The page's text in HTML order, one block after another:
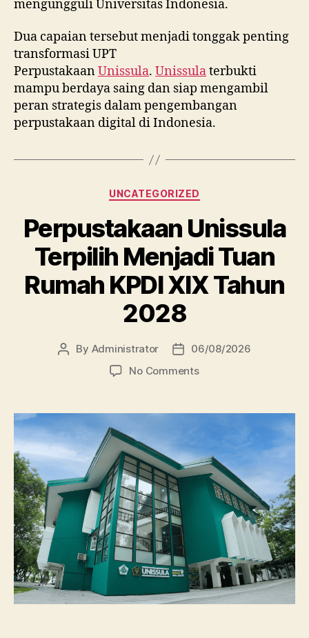
mengungguli Universitas Indonesia.
Dua capaian tersebut menjadi tonggak penting
transformasi UPT
PerpustakaanUnissula. Unissulaterbukti
mampu berdaya saing dan siap mengambil
peran strategis dalam pengembangan
perpustakaan digital di Indonesia.
Categories
UNCATEGORIZED
Perpustakaan Unissula
Terpilih Menjadi Tuan
Rumah KPDI XIX Tahun
2028
Post
By Administrator
Post
date
06/08/2026
No Commentson
Terpilih
Rumah
KPDI
XIX
Tahun
2028